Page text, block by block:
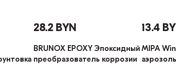
28.2 BYN
BRUNOX EPOXY Эпоксидный
преобразователь коррозии
13.4
MIPA